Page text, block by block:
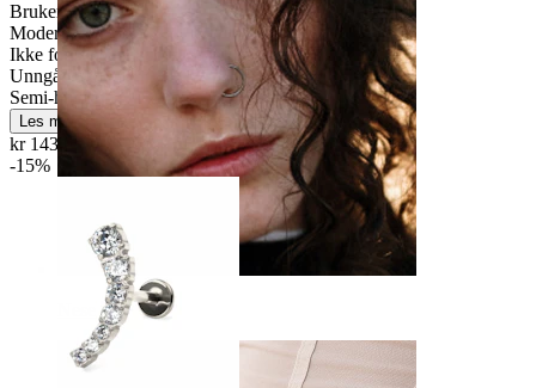
Brukervennligt
Moderat bruk
Ikke for sensitiv hud
Unngå vann
Semi-holdbar
Les mer
kr 143,65kr 169,00
-15%